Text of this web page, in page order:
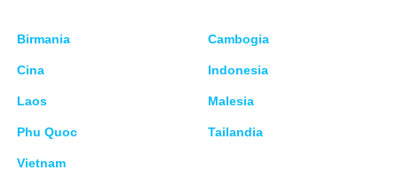
Birmania Cambogia
Cina Indonesia
Laos Malesia
Phu Quoc Tailandia
Vietnam